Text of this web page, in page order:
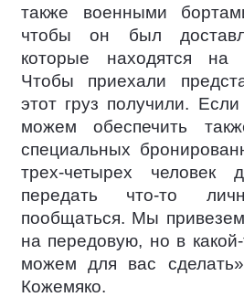
также военными
чтобы он был
которые находятся на
Чтобы приехали
этот груз получили.
можем обеспечить
специальных
трех-четырех человек
передать что-то
пообщаться. Мы
на передовую, но в
можем для вас
Кожемяко.